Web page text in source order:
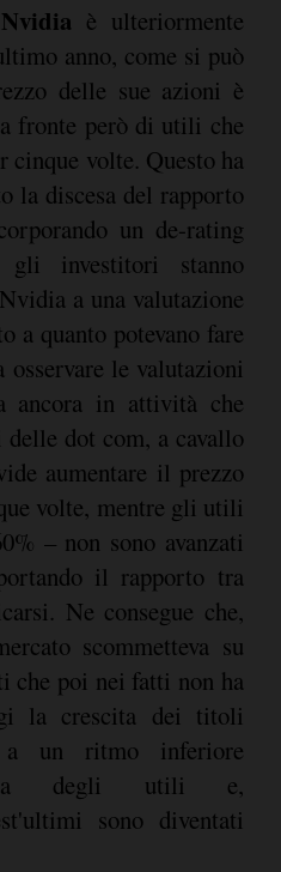
Nvidia è ulteriormente
anno, come si può
delle sue azioni è
fronte però di utili che
volte. Questo ha
la discesa del rapporto
un de-rating
investitori stanno
a una valutazione
a quanto potevano fare
osservare le valutazioni
ancora in attività che
delle dot com, a cavallo
aumentare il prezzo
volte, mentre gli utili
– non sono avanzati
il rapporto tra
Ne consegue che,
scommetteva su
che poi nei fatti non ha
la crescita dei titoli
a un ritmo inferiore
degli utili e,
sono diventati